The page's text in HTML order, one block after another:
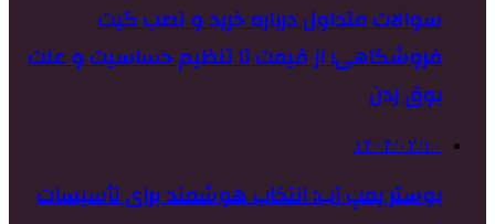
سوالات متداول درباره خرید و نصب گیت
فروشگاهی؛ از قیمت تا تنظیم حساسیت و علت
بوق زدن
۱۴۰۴/۰۲/۱۰
بوستر پمپ آب: انتخاب هوشمند برای تأسیسات